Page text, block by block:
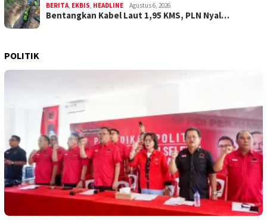
BERITA EKBIS HEADLINE Agustus 6, 2026
Bentangkan Kabel Laut 1,95 KMS, PLN Nyal…
POLITIK